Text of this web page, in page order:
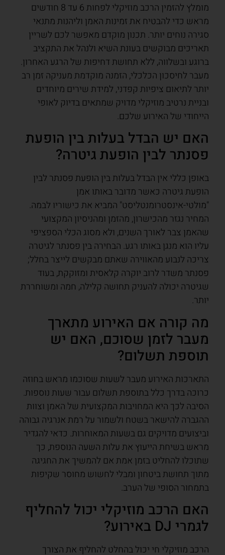
מומלץ להזמין הרכב מוזיקלי לפחות 6 עד 8 חודשים
מראש כדי להבטיח את זמינות האמן וליהנות מתנאי
סגירה נוחים יותר. תכנון מוקדם מאפשר לכם לשריין
תאריכים מבוקשים בעונת השיא ולנהל את התקציב
ברוגע ובשלווה, ללא תחושת דחיפות של הרגע האחרון.
מעבר לחיסכון הכלכלי, הזמנה מוקדמת מעניקה זמן רב
יותר לתיאום ציפיות קפדני, למידת שירים מיוחדים
ובניית נרטיב מוזיקלי מדויק שמתאים בדיוק לאופי
הייחודי של האירוע שלכם.
האם יש הבדל בעלות בין הופעת
פסנתר לבין הופעת גיטרה?
באופן כללי אין הבדל בעלות בין הופעת פסנתר לבין
הופעת גיטרה כאשר מדובר באותו אמן
"מולטי-אינסטרומנטליסט" המביא את כישוריו לבמה.
המחיר נגזר מהכישרון, מהזמן ומהניסיון המקצועי
שהאמן צבר לאורך השנים, ולא מסוג הכלי הספציפי
עליו הוא מנגן באותו רגע. הבחירה בין פסנתר לגיטרה
צריכה לנבוע מהאווירה שאתם מבקשים לייצר בחלל;
פסנתר משדר לרוב יוקרה קלאסית ומזוקקת, בעוד
שגיטרה יכולה להעניק תחושה קלילה, חמה ומשוחררת
יותר.
מה קורה אם האירוע מתארך
מעבר לזמן שסוכם, האם יש
תוספת תשלום?
התארכות האירוע מעבר לשעות שסוכמו מראש בחוזה
כרוכה בדרך כלל בתוספת תשלום עבור שעות נוספות.
הסיבה לכך היא המחויבות המקצועית של האמן וצוות
ההגברה להישאר בשטח ולשמור על רמת אנרגיה גבוהה
וביצועים מדויקים גם בשעות המאוחרות. כדאי להגדיר
מראש בשיחת הייעוץ את עלות השעה הנוספת, כך
שתוכלו להחליט בזמן אמת אם להמשיך את החגיגה
מתוך תחושת ביטחון ומבלי לחשוש מחוסר שקיפות
בתמחור הסופי של הערב.
האם הרכב מוזיקלי יכול להחליף
לגמרי DJ באירוע?
הרכב מוזיקלי חי יכול בהחלט להחליף את הצורך